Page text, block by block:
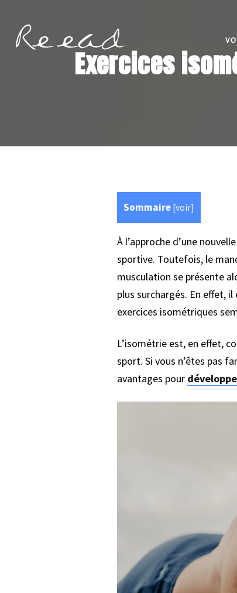
Exercices
Sommaire [voir]
À l’approche d’une
sportive. Toutefois, le
musculation se présente
plus surchargés. En effet, il
exercices isométriques
L’isométrie est, en effet,
sport. Si vous n’êtes pas
avantages pour